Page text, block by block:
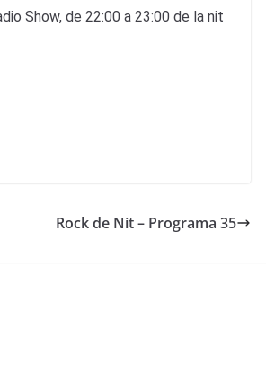
Show, de 22:00 a 23:00 de la nit
Rock de Nit – Programa 35